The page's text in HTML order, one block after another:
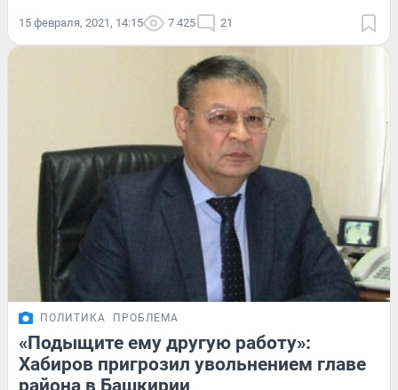
15 февраля, 2021, 14:15 7 425 21
ПОЛИТИКА ПРОБЛЕМА
«Подыщите ему другую работу»:
Хабиров пригрозил увольнением главе
района в Башкирии